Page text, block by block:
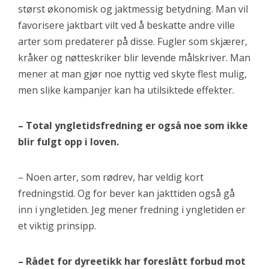
størst økonomisk og jaktmessig betydning. Man vil
favorisere jaktbart vilt ved å beskatte andre ville
arter som predaterer på disse. Fugler som skjærer,
kråker og nøtteskriker blir levende målskriver. Man
mener at man gjør noe nyttig ved skyte flest mulig,
men slike kampanjer kan ha utilsiktede effekter.
– Total yngletidsfredning er også noe som ikke
blir fulgt opp i loven.
– Noen arter, som rødrev, har veldig kort
fredningstid. Og for bever kan jakttiden også gå
inn i yngletiden. Jeg mener fredning i yngletiden er
et viktig prinsipp.
– Rådet for dyreetikk har foreslått forbud mot